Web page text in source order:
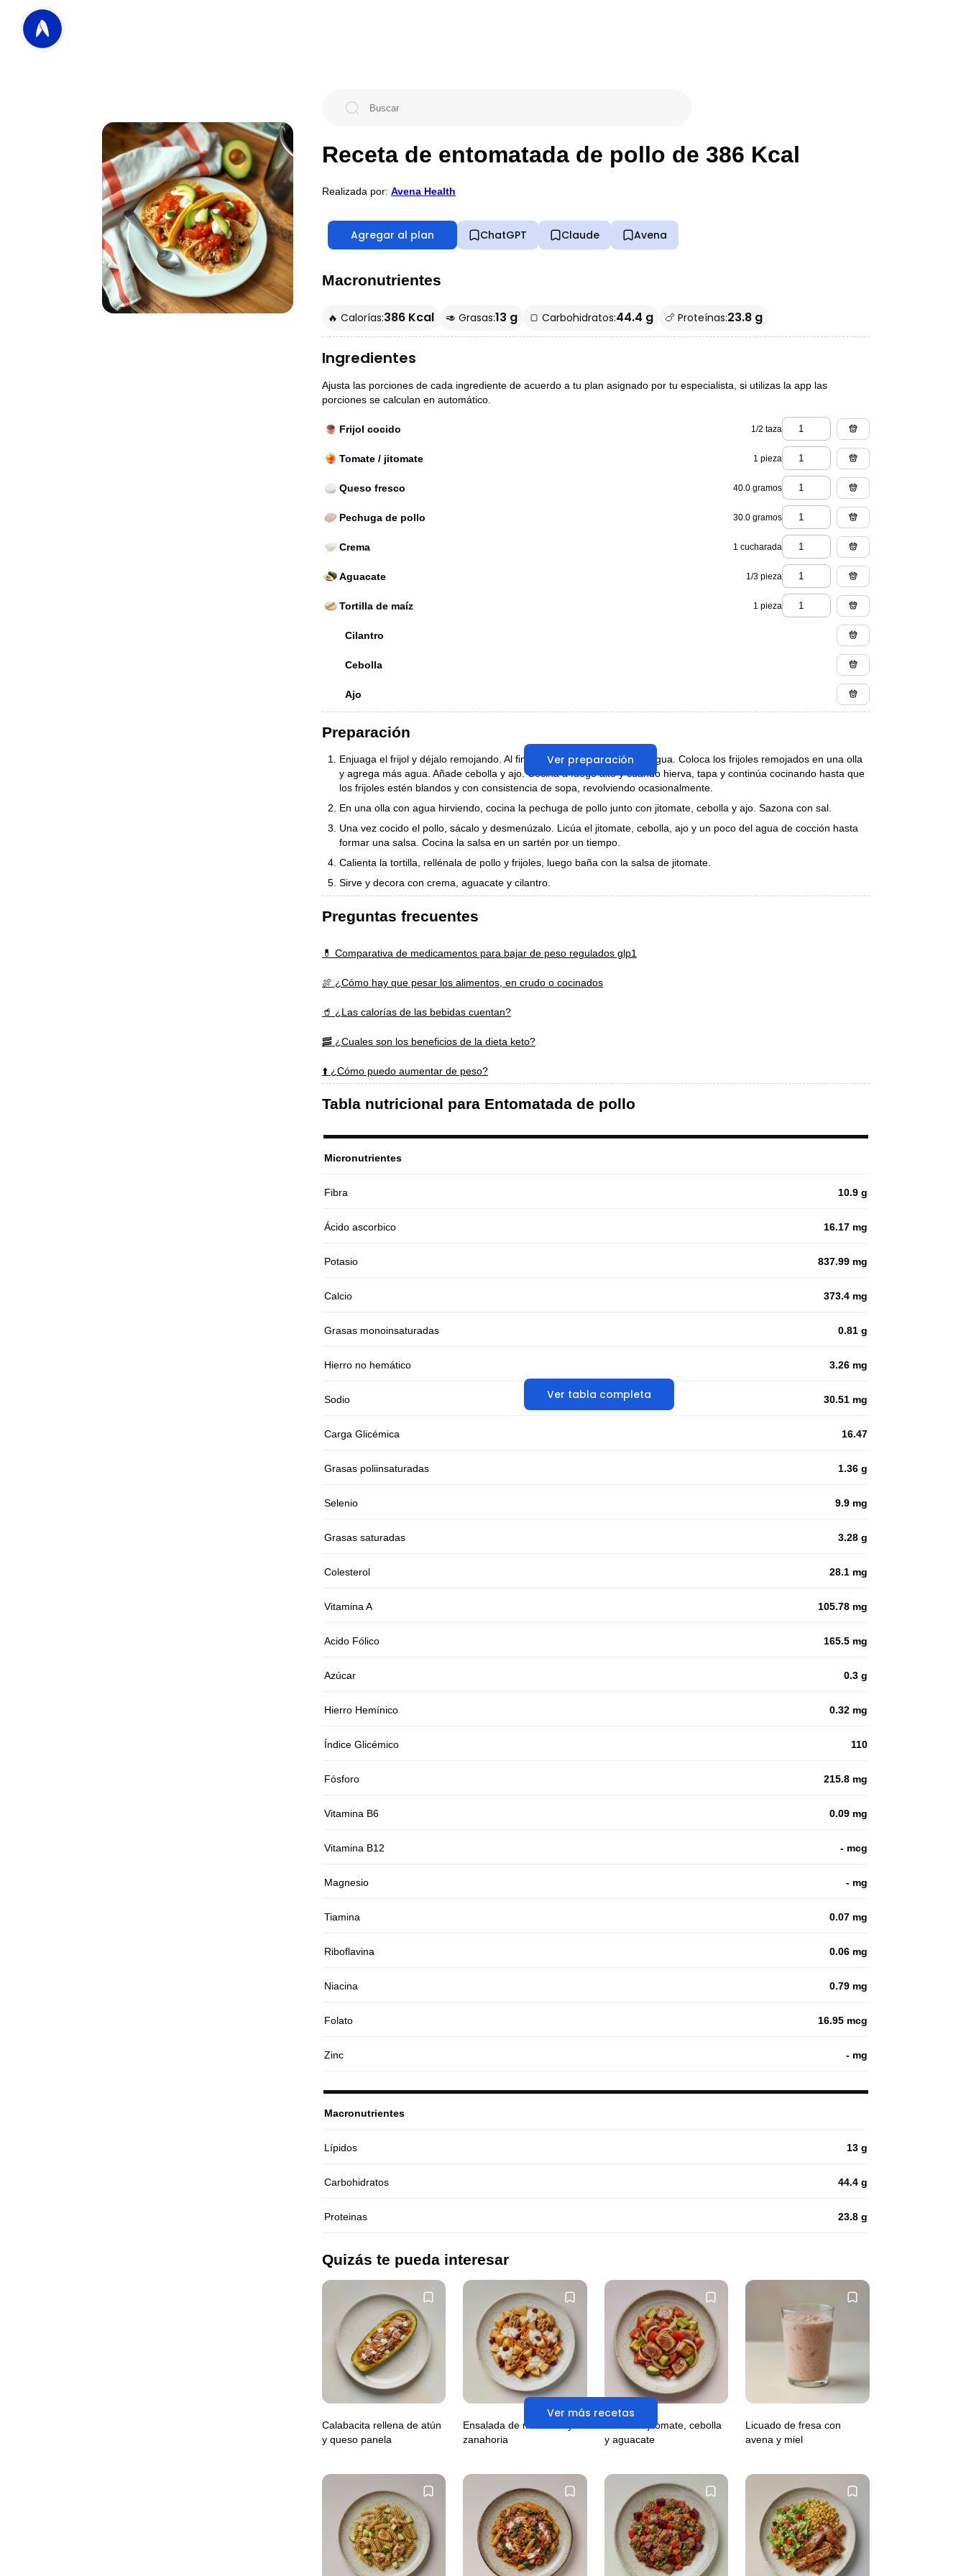
Receta de entomatada de pollo de 386 Kcal
Realizada por: Avena Health
Agregar al plan ChatGPT Claude Avena
Macronutrientes
🔥 Calorías:386 Kcal 🥑 Grasas:13 g 🍞 Carbohidratos:44.4 g 🍗 Proteínas:23.8 g
Ingredientes
Ajusta las porciones de cada ingrediente de acuerdo a tu plan asignado por tu especialista, si utilizas la app las
porciones se calculan en automático.
Frijol cocido 1/2 taza
Tomate / jitomate 1 pieza
Queso fresco 40.0 gramos
Pechuga de pollo 30.0 gramos
Crema 1 cucharada
Aguacate 1/3 pieza
Tortilla de maíz 1 pieza
Cilantro
Cebolla
Ajo
Ver preparación
Preparación
Enjuaga el frijol y déjalo remojando. Al finalizar el remojo, escurre el agua. Coloca los frijoles remojados en una olla
y agrega más agua. Añade cebolla y ajo. Cocina a fuego alto y cuando hierva, tapa y continúa cocinando hasta que
los frijoles estén blandos y con consistencia de sopa, revolviendo ocasionalmente.
En una olla con agua hirviendo, cocina la pechuga de pollo junto con jitomate, cebolla y ajo. Sazona con sal.
Una vez cocido el pollo, sácalo y desmenúzalo. Licúa el jitomate, cebolla, ajo y un poco del agua de cocción hasta
formar una salsa. Cocina la salsa en un sartén por un tiempo.
Calienta la tortilla, rellénala de pollo y frijoles, luego baña con la salsa de jitomate.
Sirve y decora con crema, aguacate y cilantro.
Preguntas frecuentes
💊 Comparativa de medicamentos para bajar de peso regulados glp1
🍖 ¿Cómo hay que pesar los alimentos, en crudo o cocinados
🥤 ¿Las calorías de las bebidas cuentan?
🥓 ¿Cuales son los beneficios de la dieta keto?
⬆️ ¿Cómo puedo aumentar de peso?
Tabla nutricional para Entomatada de pollo
Ver tabla completa
Micronutrientes
Fibra 10.9 g
Ácido ascorbico 16.17 mg
Potasio 837.99 mg
Calcio 373.4 mg
Grasas monoinsaturadas 0.81 g
Hierro no hemático 3.26 mg
Sodio 30.51 mg
Carga Glicémica 16.47
Grasas poliinsaturadas 1.36 g
Selenio 9.9 mg
Grasas saturadas 3.28 g
Colesterol 28.1 mg
Vitamina A 105.78 mg
Acido Fólico 165.5 mg
Azúcar 0.3 g
Hierro Hemínico 0.32 mg
Índice Glicémico 110
Fósforo 215.8 mg
Vitamina B6 0.09 mg
Vitamina B12 - mcg
Magnesio - mg
Tiamina 0.07 mg
Riboflavina 0.06 mg
Niacina 0.79 mg
Folato 16.95 mcg
Zinc - mg
Macronutrientes
Lípidos 13 g
Carbohidratos 44.4 g
Proteinas 23.8 g
Quizás te pueda interesar
Ver más recetas
Calabacita rellena de atún
y queso panela
Ensalada de manzana y
zanahoria
Atún con jitomate, cebolla
y aguacate
Licuado de fresa con
avena y miel